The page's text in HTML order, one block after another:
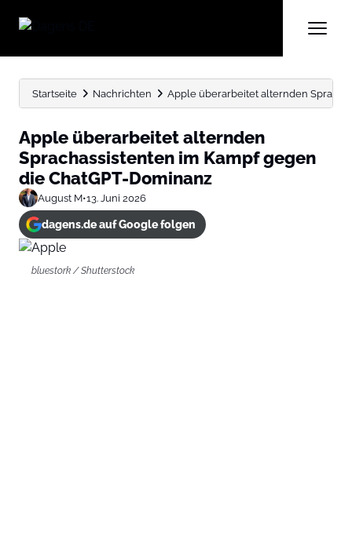
Startseite Nachrichten Apple überarbeitet alternden
Apple überarbeitet alternden
Sprachassistenten im Kampf gegen
die ChatGPT-Dominanz
August M•13. Juni 2026
dagens.de auf Google folgen
bluestork / Shutterstock